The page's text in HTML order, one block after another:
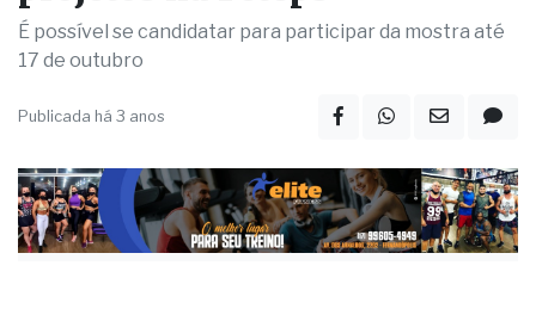
Centro Paula Souza prorroga
prazo para inscrição de
projetos na Feteps
17 de outubro
Publicada há 3 anos